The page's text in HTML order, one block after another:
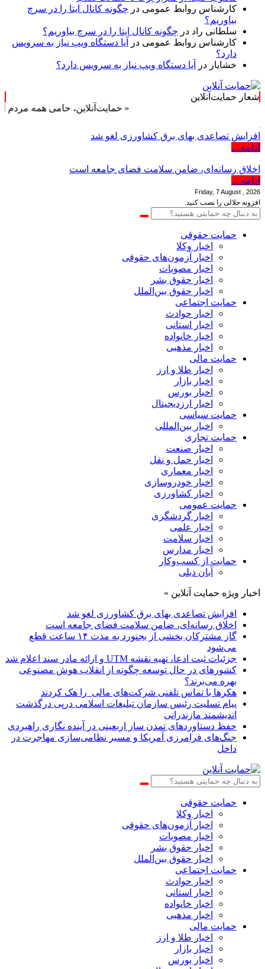
کارشناس روابط عمومی در چگونه کانال ایتا را در سرچ
بیاوریم؟
سلطانی راد در چگونه کانال ایتا را در سرچ بیاوریم؟
کارشناس روابط عمومی در
آیا دستگاه ویپ نیاز به سرویس
دارد؟
خشایار در آیا دستگاه ویپ نیاز به سرویس دارد؟
شعار حمایت‌آنلاین
« حمایت‌آنلاین، حامی همه مردم ایران »
افزایش تصاعدی بهای برق کشاورزی لغو شد
ادامه ...
اخلاق رسانه‌ای، ضامن سلامت فضای جامعه است
ادامه ...
Friday, 7 August , 2026
افزونه جلالی را نصب کنید.
حمایت حقوقی
اخبار وکلا
اخبار آزمون‌های حقوقی
اخبار مصوبات
اخبار حقوق بشر
اخبار حقوق بین‌الملل
حمایت اجتماعی
اخبار حوادث
اخبار استانی
اخبار خانواده
اخبار مذهبی
حمایت مالی
اخبار طلا و ارز
اخبار بازار
اخبار بورس
اخبار ارزدیجیتال
حمایت سیاسی
اخبار بین‌المللی
حمایت تجاری
اخبار صنعت
اخبار حمل و نقل
اخبار معماری
اخبار خودروسازی
اخبار کشاورزی
حمایت عمومی
اخبار گردشگری
اخبار علمی
اخبار سلامت
اخبار مدارس
حمایت از کسب‌وکار
آبان دیلی
اخبار ویژه حمایت آنلاین »
افزایش تصاعدی بهای برق کشاورزی لغو شد
اخلاق رسانه‌ای، ضامن سلامت فضای جامعه است
گاز مشترکان بخشی از بجنورد به مدت ۱۴ ساعت قطع
می‌شود
جزئیات ثبت ادعا، تهیه نقشه UTM و ارائه مادر سند اعلام شد
کشورهای در حال توسعه چگونه از انقلاب هوش مصنوعی
بهره می‌برند؟
هکرها با تماس تلفنی شرکت‌های مالی را هک کردند
پیام تسلیت رئیس سازمان تبلیغات اسلامی درپی درگذشت
اندیشمند مازندرانی
حفظ دستاوردهای تمدن ساز اربعینی در آینده نگاری راهبردی
جنگ‌های فرامرزی آمریکا و مسیر نظامی‌سازی مهاجرت در
داخل
حمایت حقوقی
اخبار وکلا
اخبار آزمون‌های حقوقی
اخبار مصوبات
اخبار حقوق بشر
اخبار حقوق بین‌الملل
حمایت اجتماعی
اخبار حوادث
اخبار استانی
اخبار خانواده
اخبار مذهبی
حمایت مالی
اخبار طلا و ارز
اخبار بازار
اخبار بورس